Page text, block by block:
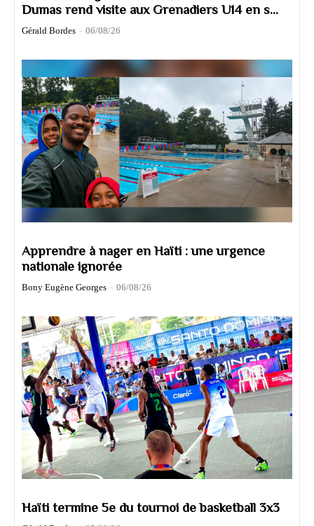
Dumas rend visite aux Grenadiers U14 en s...
Gérald Bordes - 06/08/26
Apprendre à nager en Haïti : une urgence
nationale ignorée
Bony Eugène Georges - 06/08/26
Haïti termine 5e du tournoi de basketball 3x3